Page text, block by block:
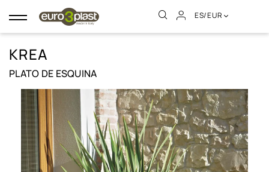
Navegación
de
ES/EUR
KREA
PLATO DE ESQUINA